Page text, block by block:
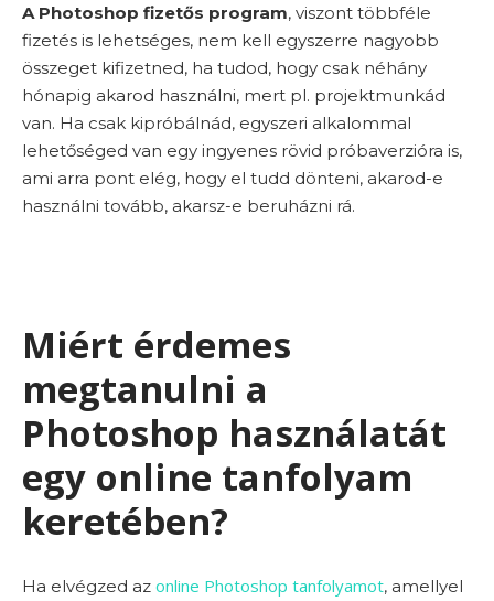
A Photoshop fizetős program, viszont többféle
fizetés is lehetséges, nem kell egyszerre nagyobb
összeget kifizetned, ha tudod, hogy csak néhány
hónapig akarod használni, mert pl. projektmunkád
van. Ha csak kipróbálnád, egyszeri alkalommal
lehetőséged van egy ingyenes rövid próbaverzióra is,
ami arra pont elég, hogy el tudd dönteni, akarod-e
használni tovább, akarsz-e beruházni rá.
Miért érdemes
megtanulni a
Photoshop használatát
egy online tanfolyam
keretében?
Ha elvégzed az online Photoshop tanfolyamot, amellyel